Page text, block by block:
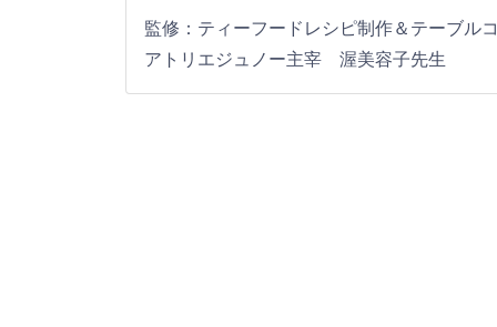
監修：ティーフードレシピ制作＆テーブル
アトリエジュノー主宰 渥美容子先生